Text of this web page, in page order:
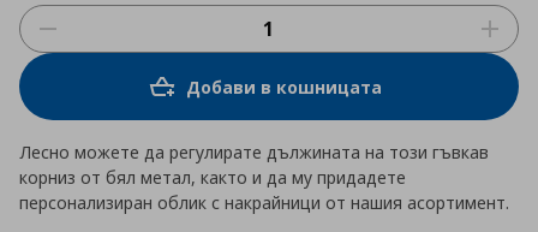
Добави в кошницата
Лесно можете да регулирате дължината на този гъвкав
корниз от бял метал, както и да му придадете
персонализиран облик с накрайници от нашия асортимент.